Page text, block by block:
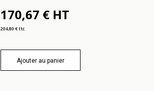
170,67 € HT
204,80 € ttc
Ajouter au panier